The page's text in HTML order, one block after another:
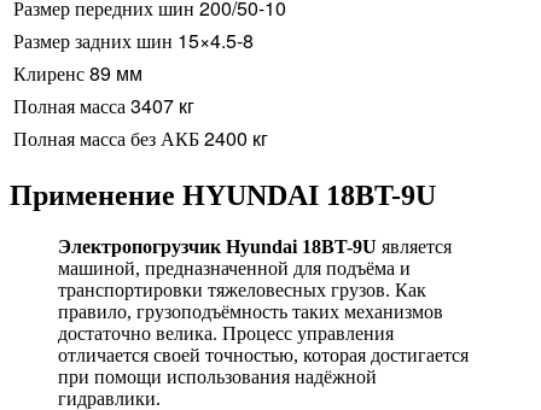
Размер передних шин 200/50-10
Размер задних шин 15×4.5-8
Клиренс 89 мм
Полная масса 3407 кг
Полная масса без АКБ 2400 кг
Применение HYUNDAI 18BT-9U
Электропогрузчик Hyundai 18BT-9U является
машиной, предназначенной для подъёма и
транспортировки тяжеловесных грузов. Как
правило, грузоподъёмность таких механизмов
достаточно велика. Процесс управления
отличается своей точностью, которая достигается
при помощи использования надёжной
гидравлики.